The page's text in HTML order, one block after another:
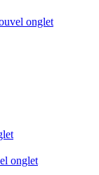
onglet
onglet